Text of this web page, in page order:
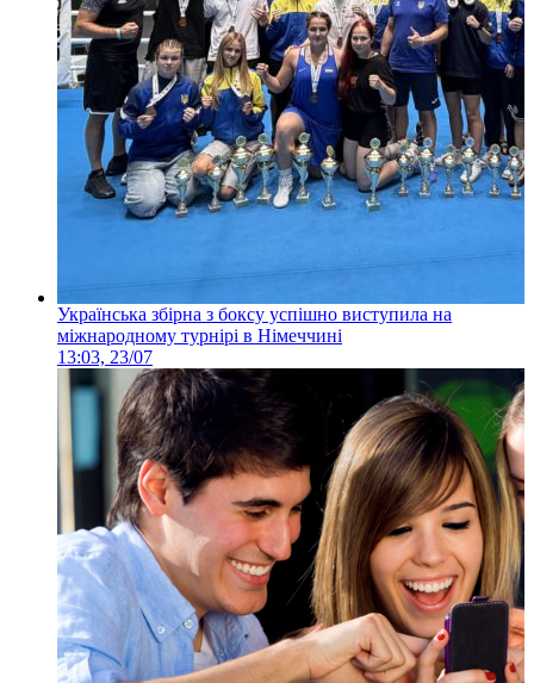
Українська збірна з боксу успішно виступила на
міжнародному турнірі в Німеччині
13:03, 23/07